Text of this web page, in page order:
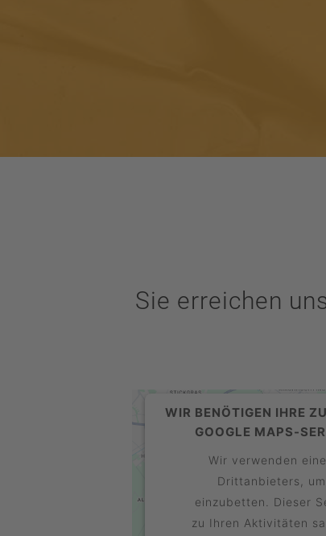
Sie erreichen
WIR BENÖTIGEN IHRE
GOOGLE MAPS-
Wir verwenden
Drittanbieters,
einzubetten. Dieser
zu Ihren Aktivitäten